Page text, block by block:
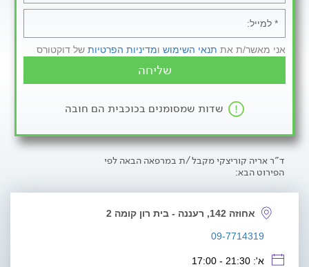
אני מאשר/ת את תנאי השימוש ומדיניות הפרטיות של דוקטורס
שליחה
שדות שמסומנים בכוכבית הם חובה
ד"ר אריה קוריצקי מקבל/ת במרפאה הבאה לפי
הפירוט הבא:
אחוזה 142, רעננה - בית רון קומה 2
09-7714319
א': 21:30 - 17:00